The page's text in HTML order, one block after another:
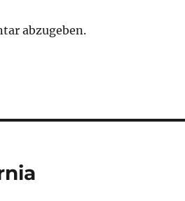
abzugeben.